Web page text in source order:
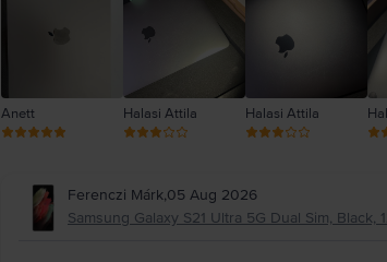
Anett Halasi Attila Halasi Attila
Ferenczi Márk,05 Aug 2026
Samsung Galaxy S21 Ultra 5G Dual Sim, Black,